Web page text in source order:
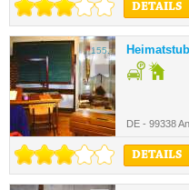
DETAILS
155.
DE - 99338
DETAILS